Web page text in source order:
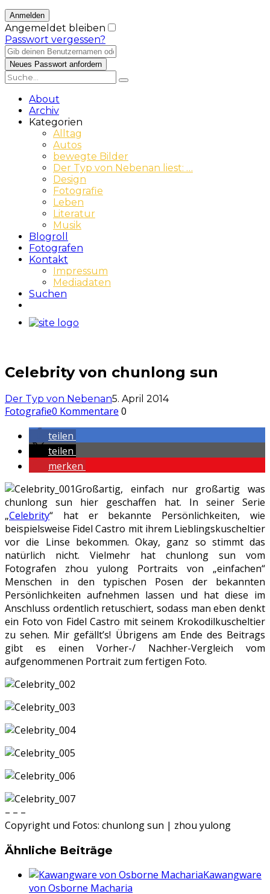
Angemeldet bleiben
Passwort vergessen?
About
Archiv
Kategorien
Alltag
Autos
bewegte Bilder
Der Typ von Nebenan liest: …
Design
Fotografie
Leben
Literatur
Musik
Blogroll
Fotografen
Kontakt
Impressum
Mediadaten
Suchen
Celebrity von chunlong sun
Der Typ von Nebenan5. April 2014
Fotografie0 Kommentare 0
teilen
teilen
merken
Großartig, einfach nur großartig was
chunlong sun hier geschaffen hat. In seiner Serie
„Celebrity“ hat er bekannte Persönlichkeiten, wie
beispielsweise Fidel Castro mit ihrem Lieblingskuscheltier
vor die Linse bekommen. Okay, ganz so stimmt das
natürlich nicht. Vielmehr hat chunlong sun vom
Fotografen zhou yulong Portraits von „einfachen“
Menschen in den typischen Posen der bekannten
Persönlichkeiten aufnehmen lassen und hat diese im
Anschluss ordentlich retuschiert, sodass man eben denkt
ein Foto von Fidel Castro mit seinem Krokodilkuscheltier
zu sehen. Mir gefällt’s! Übrigens am Ende des Beitrags
gibt es einen Vorher-/ Nachher-Vergleich vom
aufgenommenen Portrait zum fertigen Foto.
– – –
Copyright und Fotos: chunlong sun | zhou yulong
Ähnliche Beiträge
Kawangware
von Osborne Macharia